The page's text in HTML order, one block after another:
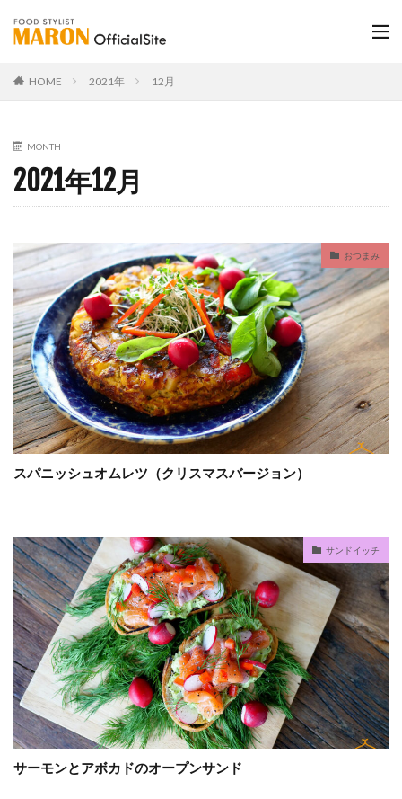
HOME 2021年 12月
MONTH
2021年12月
おつまみ
スパニッシュオムレツ（クリスマスバージョン）
サンドイッチ
サーモンとアボカドのオープンサンド